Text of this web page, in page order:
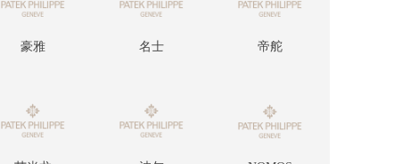
豪雅 名士 帝舵